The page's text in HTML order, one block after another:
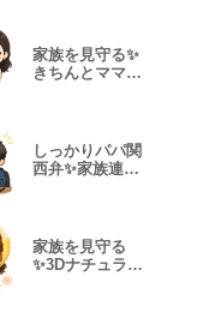
家族を見守る✨
きちんとママの
しっかりパパ関
西弁✨家族連絡
家族を見守る
✨3Dナチュラル